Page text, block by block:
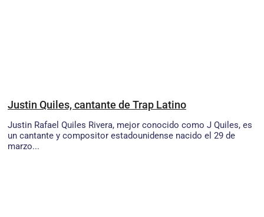
Justin Quiles, cantante de Trap Latino
Justin Rafael Quiles Rivera, mejor conocido como J Quiles, es
un cantante y compositor estadounidense nacido el 29 de
marzo...